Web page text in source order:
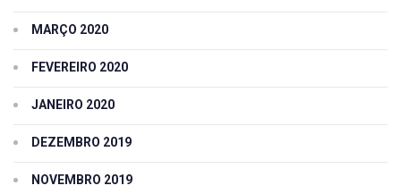
MARÇO 2020
FEVEREIRO 2020
JANEIRO 2020
DEZEMBRO 2019
NOVEMBRO 2019